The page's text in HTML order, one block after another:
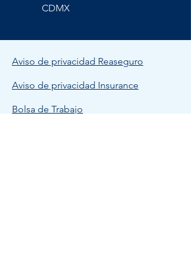
CDMX
Aviso de privacidad Reaseguro
Aviso de privacidad Insurance
Bolsa de Trabajo